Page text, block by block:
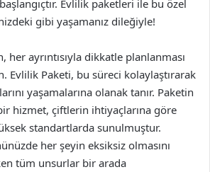
Evlilik paketleri ile bu özel
gibi yaşamanız dileğiyle!
her ayrıntısıyla dikkatle planlanması
Evlilik Paketi, bu süreci kolaylaştırarak
yaşamalarına olanak tanır. Paketin
hizmet, çiftlerin ihtiyaçlarına göre
standartlarda sunulmuştur.
her şeyin eksiksiz olmasını
tüm unsurlar bir arada